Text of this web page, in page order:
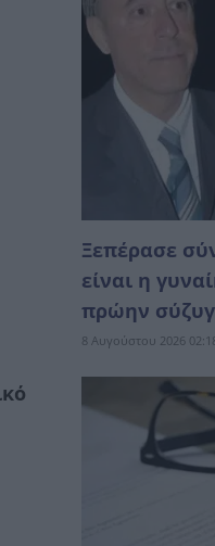
Ξεπέρασε
είναι η
πρώην
8 Αυγούστου 2026